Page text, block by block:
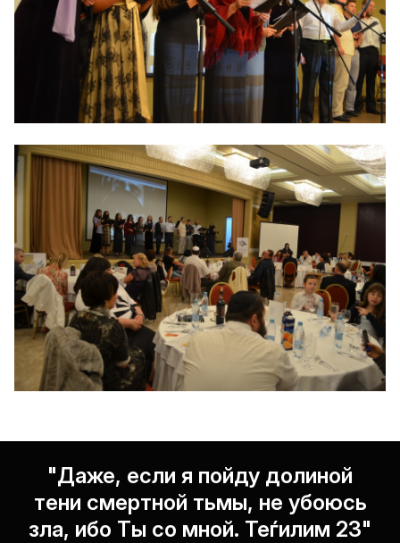
"Даже, если я пойду долиной
тени смертной тьмы, не убоюсь
зла, ибо Ты со мной. Теѓилим 23"